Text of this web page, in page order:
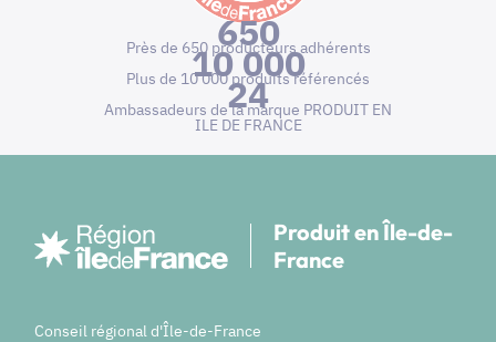
650
Près de 650 producteurs adhérents
10 000
Plus de 10 000 produits référencés
24
Ambassadeurs de la marque PRODUIT EN
ILE DE FRANCE
Produit en Île-de-
France
Conseil régional d'Île-de-France